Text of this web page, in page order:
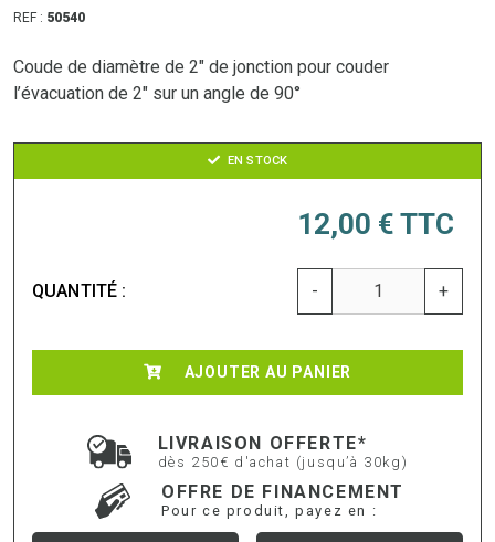
REF : 50540
Coude de diamètre de 2" de jonction pour couder
l’évacuation de 2" sur un angle de 90°
EN STOCK
12,00 € TTC
QUANTITÉ : - +
AJOUTER AU PANIER
LIVRAISON OFFERTE*
dès 250€ d'achat (jusqu’à 30kg)
OFFRE DE FINANCEMENT
Pour ce produit, payez en :